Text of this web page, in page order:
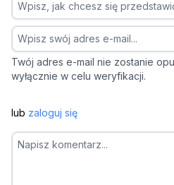
Twój adres e-mail nie zostanie
wyłącznie w celu weryfikacji.
lub zaloguj się